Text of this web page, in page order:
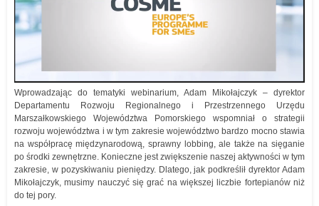
Wprowadzając do tematyki webinarium, Adam Mikołajczyk – dyrektor
Departamentu Rozwoju Regionalnego i Przestrzennego Urzędu
Marszałkowskiego Województwa Pomorskiego wspomniał o strategii
rozwoju województwa i w tym zakresie województwo bardzo mocno stawia
na współpracę międzynarodową, sprawny lobbing, ale także na sięganie
po środki zewnętrzne. Konieczne jest zwiększenie naszej aktywności w tym
zakresie, w pozyskiwaniu pieniędzy. Dlatego, jak podkreślił dyrektor Adam
Mikołajczyk, musimy nauczyć się grać na większej liczbie fortepianów niż
do tej pory.